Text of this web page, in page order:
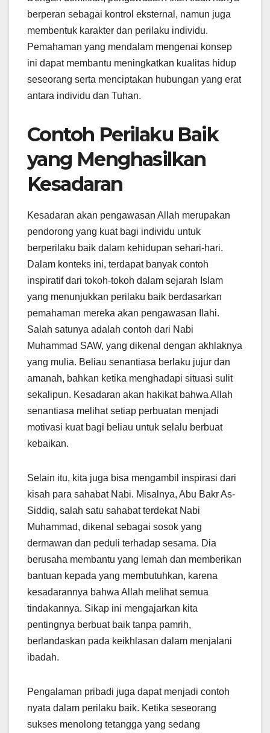
berperan sebagai kontrol eksternal, namun juga
membentuk karakter dan perilaku individu.
Pemahaman yang mendalam mengenai konsep
ini dapat membantu meningkatkan kualitas hidup
seseorang serta menciptakan hubungan yang erat
antara individu dan Tuhan.
Contoh Perilaku Baik
yang Menghasilkan
Kesadaran
Kesadaran akan pengawasan Allah merupakan
pendorong yang kuat bagi individu untuk
berperilaku baik dalam kehidupan sehari-hari.
Dalam konteks ini, terdapat banyak contoh
inspiratif dari tokoh-tokoh dalam sejarah Islam
yang menunjukkan perilaku baik berdasarkan
pemahaman mereka akan pengawasan Ilahi.
Salah satunya adalah contoh dari Nabi
Muhammad SAW, yang dikenal dengan akhlaknya
yang mulia. Beliau senantiasa berlaku jujur dan
amanah, bahkan ketika menghadapi situasi sulit
sekalipun. Kesadaran akan hakikat bahwa Allah
senantiasa melihat setiap perbuatan menjadi
motivasi kuat bagi beliau untuk selalu berbuat
kebaikan.
Selain itu, kita juga bisa mengambil inspirasi dari
kisah para sahabat Nabi. Misalnya, Abu Bakr As-
Siddiq, salah satu sahabat terdekat Nabi
Muhammad, dikenal sebagai sosok yang
dermawan dan peduli terhadap sesama. Dia
berusaha membantu yang lemah dan memberikan
bantuan kepada yang membutuhkan, karena
kesadarannya bahwa Allah melihat semua
tindakannya. Sikap ini mengajarkan kita
pentingnya berbuat baik tanpa pamrih,
berlandaskan pada keikhlasan dalam menjalani
ibadah.
Pengalaman pribadi juga dapat menjadi contoh
nyata dalam perilaku baik. Ketika seseorang
sukses menolong tetangga yang sedang